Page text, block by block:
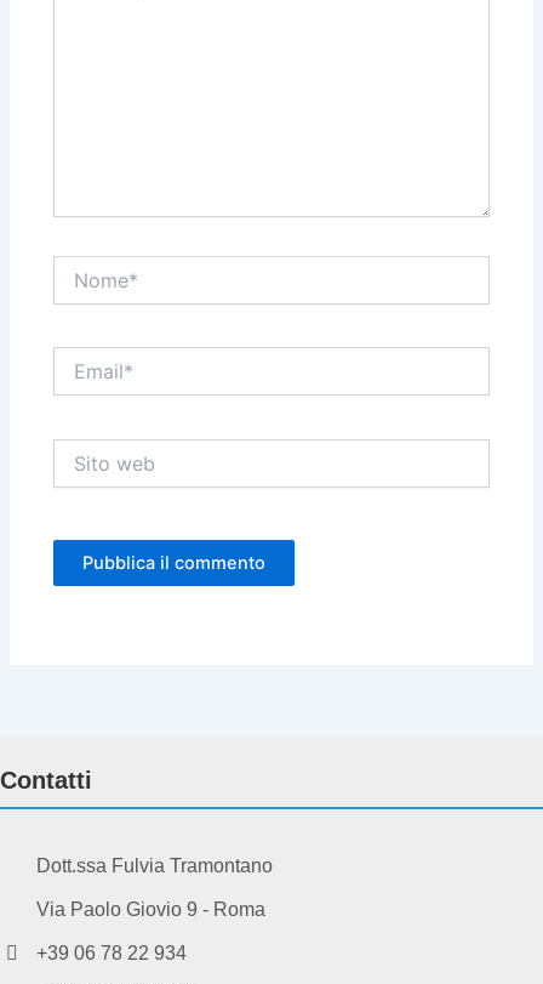
web
Contatti
Dott.ssa Fulvia Tramontano
Via Paolo Giovio 9 - Roma
+39 06 78 22 934